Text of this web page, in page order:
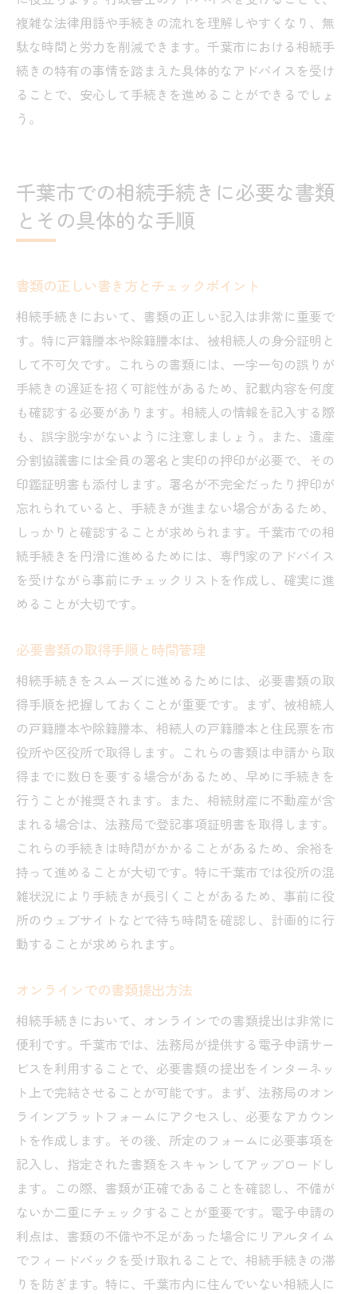
複雑な法律用語や手続きの流れを理解しやすくなり、無
駄な時間と労力を削減できます。千葉市における相続手
続きの特有の事情を踏まえた具体的なアドバイスを受け
ることで、安心して手続きを進めることができるでしょ
う。
千葉市での相続手続きに必要な書類
とその具体的な手順
書類の正しい書き方とチェックポイント
相続手続きにおいて、書類の正しい記入は非常に重要で
す。特に戸籍謄本や除籍謄本は、被相続人の身分証明と
して不可欠です。これらの書類には、一字一句の誤りが
手続きの遅延を招く可能性があるため、記載内容を何度
も確認する必要があります。相続人の情報を記入する際
も、誤字脱字がないように注意しましょう。また、遺産
分割協議書には全員の署名と実印の押印が必要で、その
印鑑証明書も添付します。署名が不完全だったり押印が
忘れられていると、手続きが進まない場合があるため、
しっかりと確認することが求められます。千葉市での相
続手続きを円滑に進めるためには、専門家のアドバイス
を受けながら事前にチェックリストを作成し、確実に進
めることが大切です。
必要書類の取得手順と時間管理
相続手続きをスムーズに進めるためには、必要書類の取
得手順を把握しておくことが重要です。まず、被相続人
の戸籍謄本や除籍謄本、相続人の戸籍謄本と住民票を市
役所や区役所で取得します。これらの書類は申請から取
得までに数日を要する場合があるため、早めに手続きを
行うことが推奨されます。また、相続財産に不動産が含
まれる場合は、法務局で登記事項証明書を取得します。
これらの手続きは時間がかかることがあるため、余裕を
持って進めることが大切です。特に千葉市では役所の混
雑状況により手続きが長引くことがあるため、事前に役
所のウェブサイトなどで待ち時間を確認し、計画的に行
動することが求められます。
オンラインでの書類提出方法
相続手続きにおいて、オンラインでの書類提出は非常に
便利です。千葉市では、法務局が提供する電子申請サー
ビスを利用することで、必要書類の提出をインターネッ
ト上で完結させることが可能です。まず、法務局のオン
ラインプラットフォームにアクセスし、必要なアカウン
トを作成します。その後、所定のフォームに必要事項を
記入し、指定された書類をスキャンしてアップロードし
ます。この際、書類が正確であることを確認し、不備が
ないか二重にチェックすることが重要です。電子申請の
利点は、書類の不備や不足があった場合にリアルタイム
でフィードバックを受け取れることで、相続手続きの滞
りを防ぎます。特に、千葉市内に住んでいない相続人に